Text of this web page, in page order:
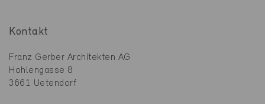
Kontakt
Franz Gerber Architekten AG
Hohlengasse 8
3661 Uetendorf